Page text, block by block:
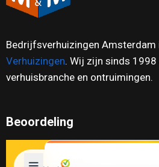
Bedrijfsverhuizingen Amsterdam
Verhuizingen. Wij zijn sinds
verhuisbranche en ontruimingen.
Beoordeling